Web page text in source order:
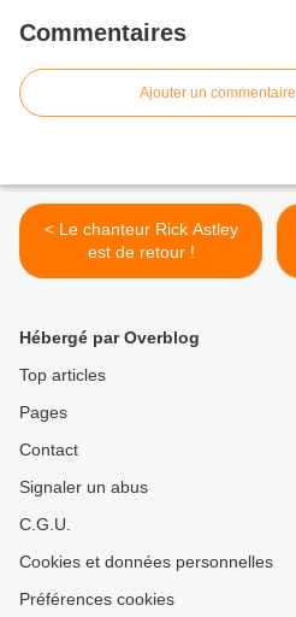
Commentaires
Ajouter un commentaire
< Le chanteur Rick Astley
est de retour !
Hébergé par Overblog
Top articles
Pages
Contact
Signaler un abus
C.G.U.
Cookies et données personnelles
Préférences cookies